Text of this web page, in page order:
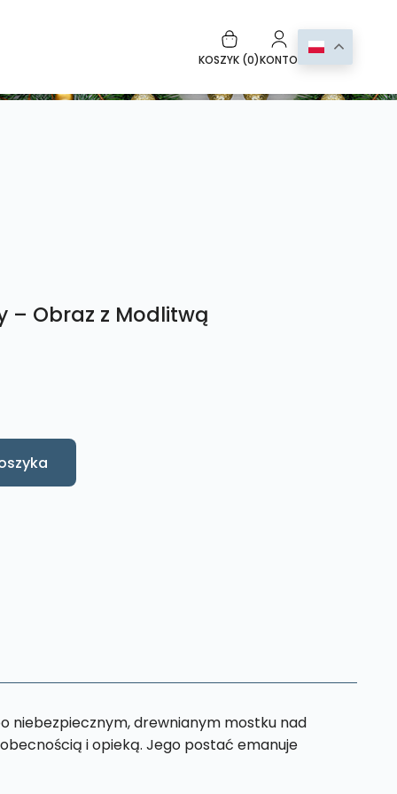
KOSZYK (0)KONTO
– Obraz z Modlitwą
niebezpiecznym, drewnianym mostku nad
i opieką. Jego postać emanuje